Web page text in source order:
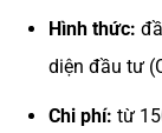
Hình thức:
diện đầu tư
Chi phí: từ